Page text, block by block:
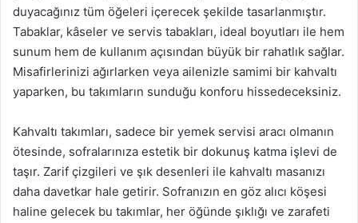
duyacağınız tüm öğeleri içerecek şekilde tasarlanmıştır.
Tabaklar, kâseler ve servis tabakları, ideal boyutları ile hem
sunum hem de kullanım açısından büyük bir rahatlık sağlar.
Misafirlerinizi ağırlarken veya ailenizle samimi bir kahvaltı
yaparken, bu takımların sunduğu konforu hissedeceksiniz.
Kahvaltı takımları, sadece bir yemek servisi aracı olmanın
ötesinde, sofralarınıza estetik bir dokunuş katma işlevi de
taşır. Zarif çizgileri ve şık desenleri ile kahvaltı masanızı
daha davetkar hale getirir. Sofranızın en göz alıcı köşesi
haline gelecek bu takımlar, her öğünde şıklığı ve zarafeti